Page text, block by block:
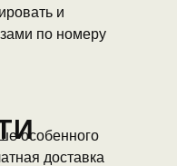
и
по номеру
особенного
доставка